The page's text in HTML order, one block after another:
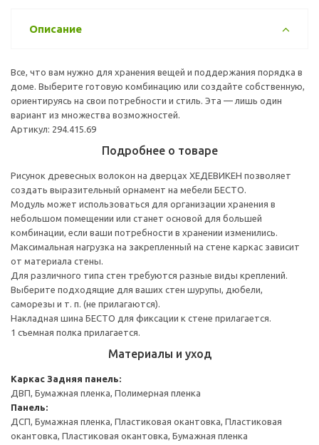
Описание
Все, что вам нужно для хранения вещей и поддержания порядка в
доме. Выберите готовую комбинацию или создайте собственную,
ориентируясь на свои потребности и стиль. Эта — лишь один
вариант из множества возможностей.
Артикул: 294.415.69
Подробнее о товаре
Рисунок древесных волокон на дверцах ХЕДЕВИКЕН позволяет
создать выразительный орнамент на мебели БЕСТО.
Модуль может использоваться для организации хранения в
небольшом помещении или станет основой для большей
комбинации, если ваши потребности в хранении изменились.
Максимальная нагрузка на закрепленный на стене каркас зависит
от материала стены.
Для различного типа стен требуются разные виды креплений.
Выберите подходящие для ваших стен шурупы, дюбели,
саморезы и т. п. (не прилагаются).
Накладная шина БЕСТО для фиксации к стене прилагается.
1 съемная полка прилагается.
Материалы и уход
Каркас Задняя панель:
ДВП, Бумажная пленка, Полимерная пленка
Панель:
ДСП, Бумажная пленка, Пластиковая окантовка, Пластиковая
окантовка, Пластиковая окантовка, Бумажная пленка